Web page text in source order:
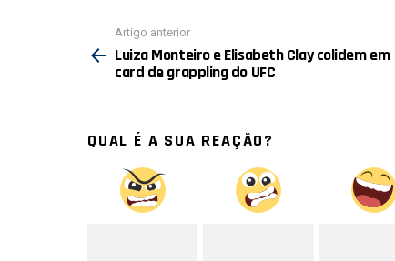
mais
Artigo anterior
Luiza Monteiro e Elisabeth Clay colidem em
card de grappling do UFC
QUAL É A SUA REAÇÃO?